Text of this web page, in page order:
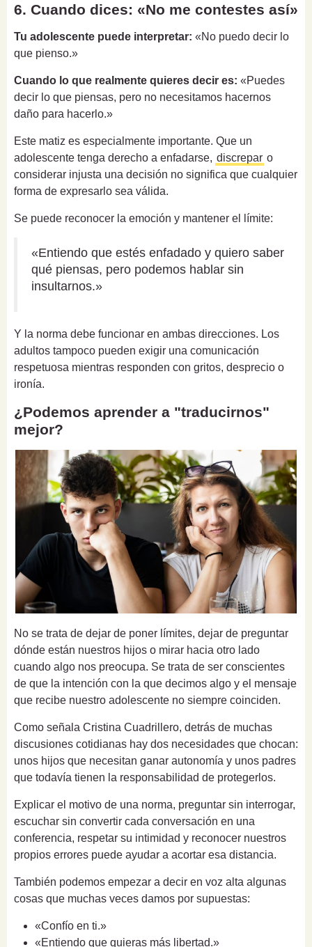
6. Cuando dices: «No me contestes así»
Tu adolescente puede interpretar: «No puedo decir lo
que pienso.»
Cuando lo que realmente quieres decir es: «Puedes
decir lo que piensas, pero no necesitamos hacernos
daño para hacerlo.»
Este matiz es especialmente importante. Que un
adolescente tenga derecho a enfadarse, discrepar o
considerar injusta una decisión no significa que cualquier
forma de expresarlo sea válida.
Se puede reconocer la emoción y mantener el límite:
«Entiendo que estés enfadado y quiero saber
qué piensas, pero podemos hablar sin
insultarnos.»
Y la norma debe funcionar en ambas direcciones. Los
adultos tampoco pueden exigir una comunicación
respetuosa mientras responden con gritos, desprecio o
ironía.
¿Podemos aprender a "traducirnos"
mejor?
No se trata de dejar de poner límites, dejar de preguntar
dónde están nuestros hijos o mirar hacia otro lado
cuando algo nos preocupa. Se trata de ser conscientes
de que la intención con la que decimos algo y el mensaje
que recibe nuestro adolescente no siempre coinciden.
Como señala Cristina Cuadrillero, detrás de muchas
discusiones cotidianas hay dos necesidades que chocan:
unos hijos que necesitan ganar autonomía y unos padres
que todavía tienen la responsabilidad de protegerlos.
Explicar el motivo de una norma, preguntar sin interrogar,
escuchar sin convertir cada conversación en una
conferencia, respetar su intimidad y reconocer nuestros
propios errores puede ayudar a acortar esa distancia.
También podemos empezar a decir en voz alta algunas
cosas que muchas veces damos por supuestas:
«Confío en ti.»
«Entiendo que quieras más libertad.»